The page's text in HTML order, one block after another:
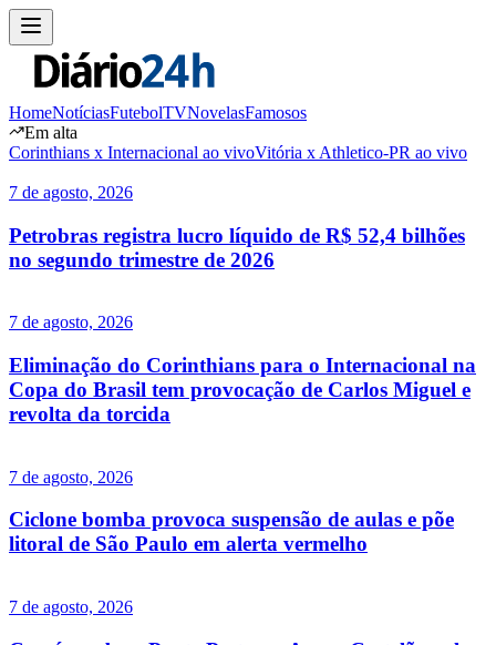
HomeNotíciasFutebolTVNovelasFamosos
Em alta
Corinthians x Internacional ao vivoVitória x Athletico-PR ao vivo
7 de agosto, 2026
Petrobras registra lucro líquido de R$ 52,4 bilhões
no segundo trimestre de 2026
7 de agosto, 2026
Eliminação do Corinthians para o Internacional na
Copa do Brasil tem provocação de Carlos Miguel e
revolta da torcida
7 de agosto, 2026
Ciclone bomba provoca suspensão de aulas e põe
litoral de São Paulo em alerta vermelho
7 de agosto, 2026